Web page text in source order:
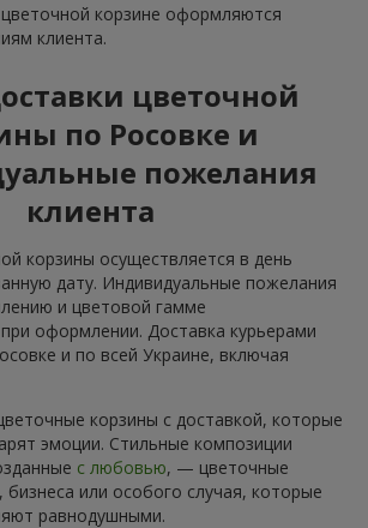
корзине оформляются
клиента.
цветочной
по Росовке и
пожелания
клиента
корзины осуществляется в день
дату. Индивидуальные пожелания
и цветовой гамме
оформлении. Доставка курьерами
и по всей Украине, включая
корзины с доставкой, которые
эмоции. Стильные композиции
с любовью, — цветочные
или особого случая, которые
равнодушными.